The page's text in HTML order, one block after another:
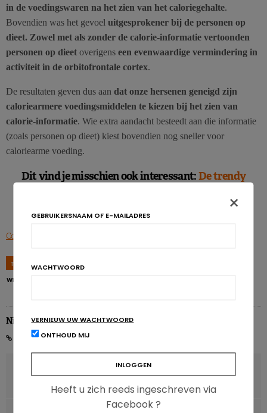
in de voedingswaren na het zien van het caloriegehalte.
Bovendien was het gevoel uitgesprokener bij de personen op
dieet. Zowel met als zonder de calorie-informatie vertoonden
personen op dieet overigens een evenwaardige vermindering in
activiteit in de orbitofrontale cortex.
De resultaten geven dus aan dat onze hersenen geneigd zijn
caloriearmere voedingsmiddelen te kiezen bij het zien van
calorie-informatie. Wie extra aandacht besteedt aan die informatie
(zoals personen op dieet) kiest bovendien nog sneller voor
caloriearme voeding.
Dit vind je misschien ook interessant:De trendy
Courtney A. et al., PLoS ONE, 2018; 13(11).
TAGS CALORIEËN
WEERGAVE
Nicolas Rousseau
VORIG ARTIKEL
×
GEBRUIKERSNAAM OF E-MAILADRES
WACHTWOORD
VERNIEUW UW WACHTWOORD
ONTHOUD MIJ
Heeft u zich reeds ingeschreven via
Facebook ?